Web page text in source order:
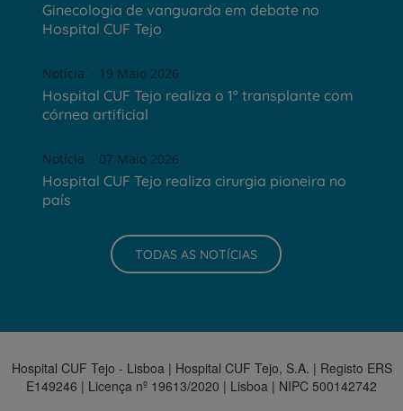
Ginecologia de vanguarda em debate no
Hospital CUF Tejo
Notícia 19 Maio 2026
Hospital CUF Tejo realiza o 1º transplante com
córnea artificial
Notícia 07 Maio 2026
Hospital CUF Tejo realiza cirurgia pioneira no
país
TODAS AS NOTÍCIAS
Hospital CUF Tejo - Lisboa | Hospital CUF Tejo, S.A. | Registo ERS
E149246 | Licença nº 19613/2020 | Lisboa | NIPC 500142742